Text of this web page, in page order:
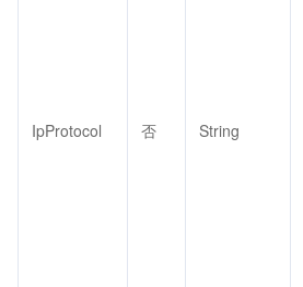
IpProtocol 否 String